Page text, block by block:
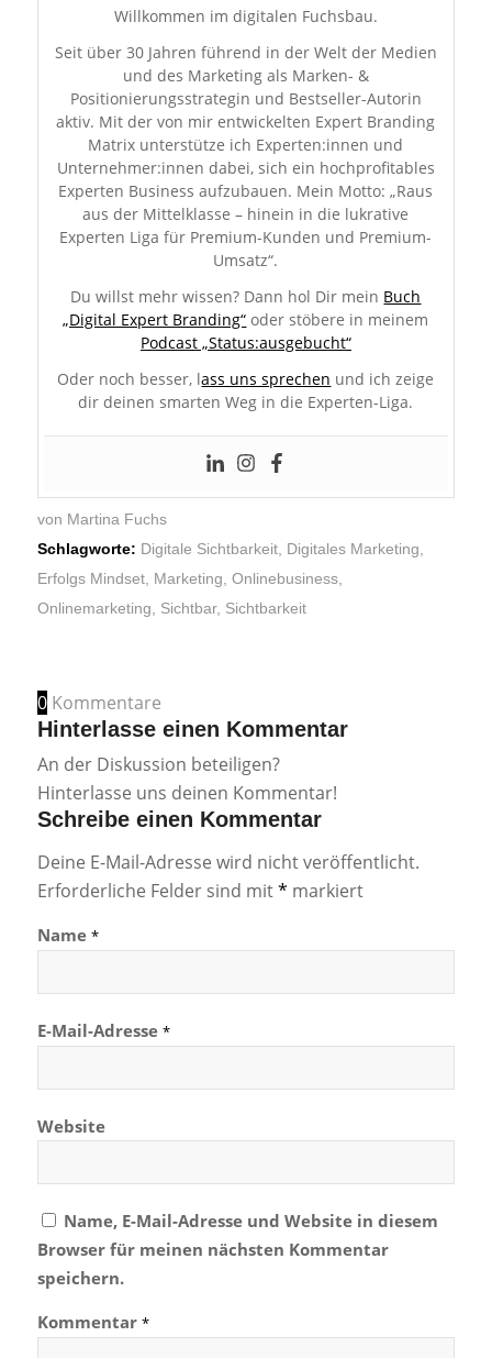
Willkommen im digitalen Fuchsbau.
Seit über 30 Jahren führend in der Welt der Medien
und des Marketing als Marken- &
Positionierungsstrategin und Bestseller-Autorin
aktiv. Mit der von mir entwickelten Expert Branding
Matrix unterstütze ich Experten:innen und
Unternehmer:innen dabei, sich ein hochprofitables
Experten Business aufzubauen. Mein Motto: „Raus
aus der Mittelklasse – hinein in die lukrative
Experten Liga für Premium-Kunden und Premium-
Umsatz“.
Du willst mehr wissen? Dann hol Dir mein Buch
„Digital Expert Branding“ oder stöbere in meinem
Podcast „Status:ausgebucht“
Oder noch besser, lass uns sprechen und ich zeige
dir deinen smarten Weg in die Experten-Liga.
von Martina Fuchs
Schlagworte: Digitale Sichtbarkeit, Digitales Marketing
Erfolgs Mindset, Marketing Onlinebusiness,
Onlinemarketing
Sichtbar, Sichtbarkeit
0 Kommentare
Hinterlasse einen Kommentar
An der Diskussion beteiligen?
Hinterlasse uns deinen Kommentar!
Schreibe einen Kommentar
Deine E-Mail-Adresse wird nicht veröffentlicht.
Erforderliche Felder sind mit* markiert
Name *
E-Mail-Adresse *
Website
Name, E-Mail-Adresse und Website in diesem
Browser für meinen nächsten Kommentar
speichern.
Kommentar *